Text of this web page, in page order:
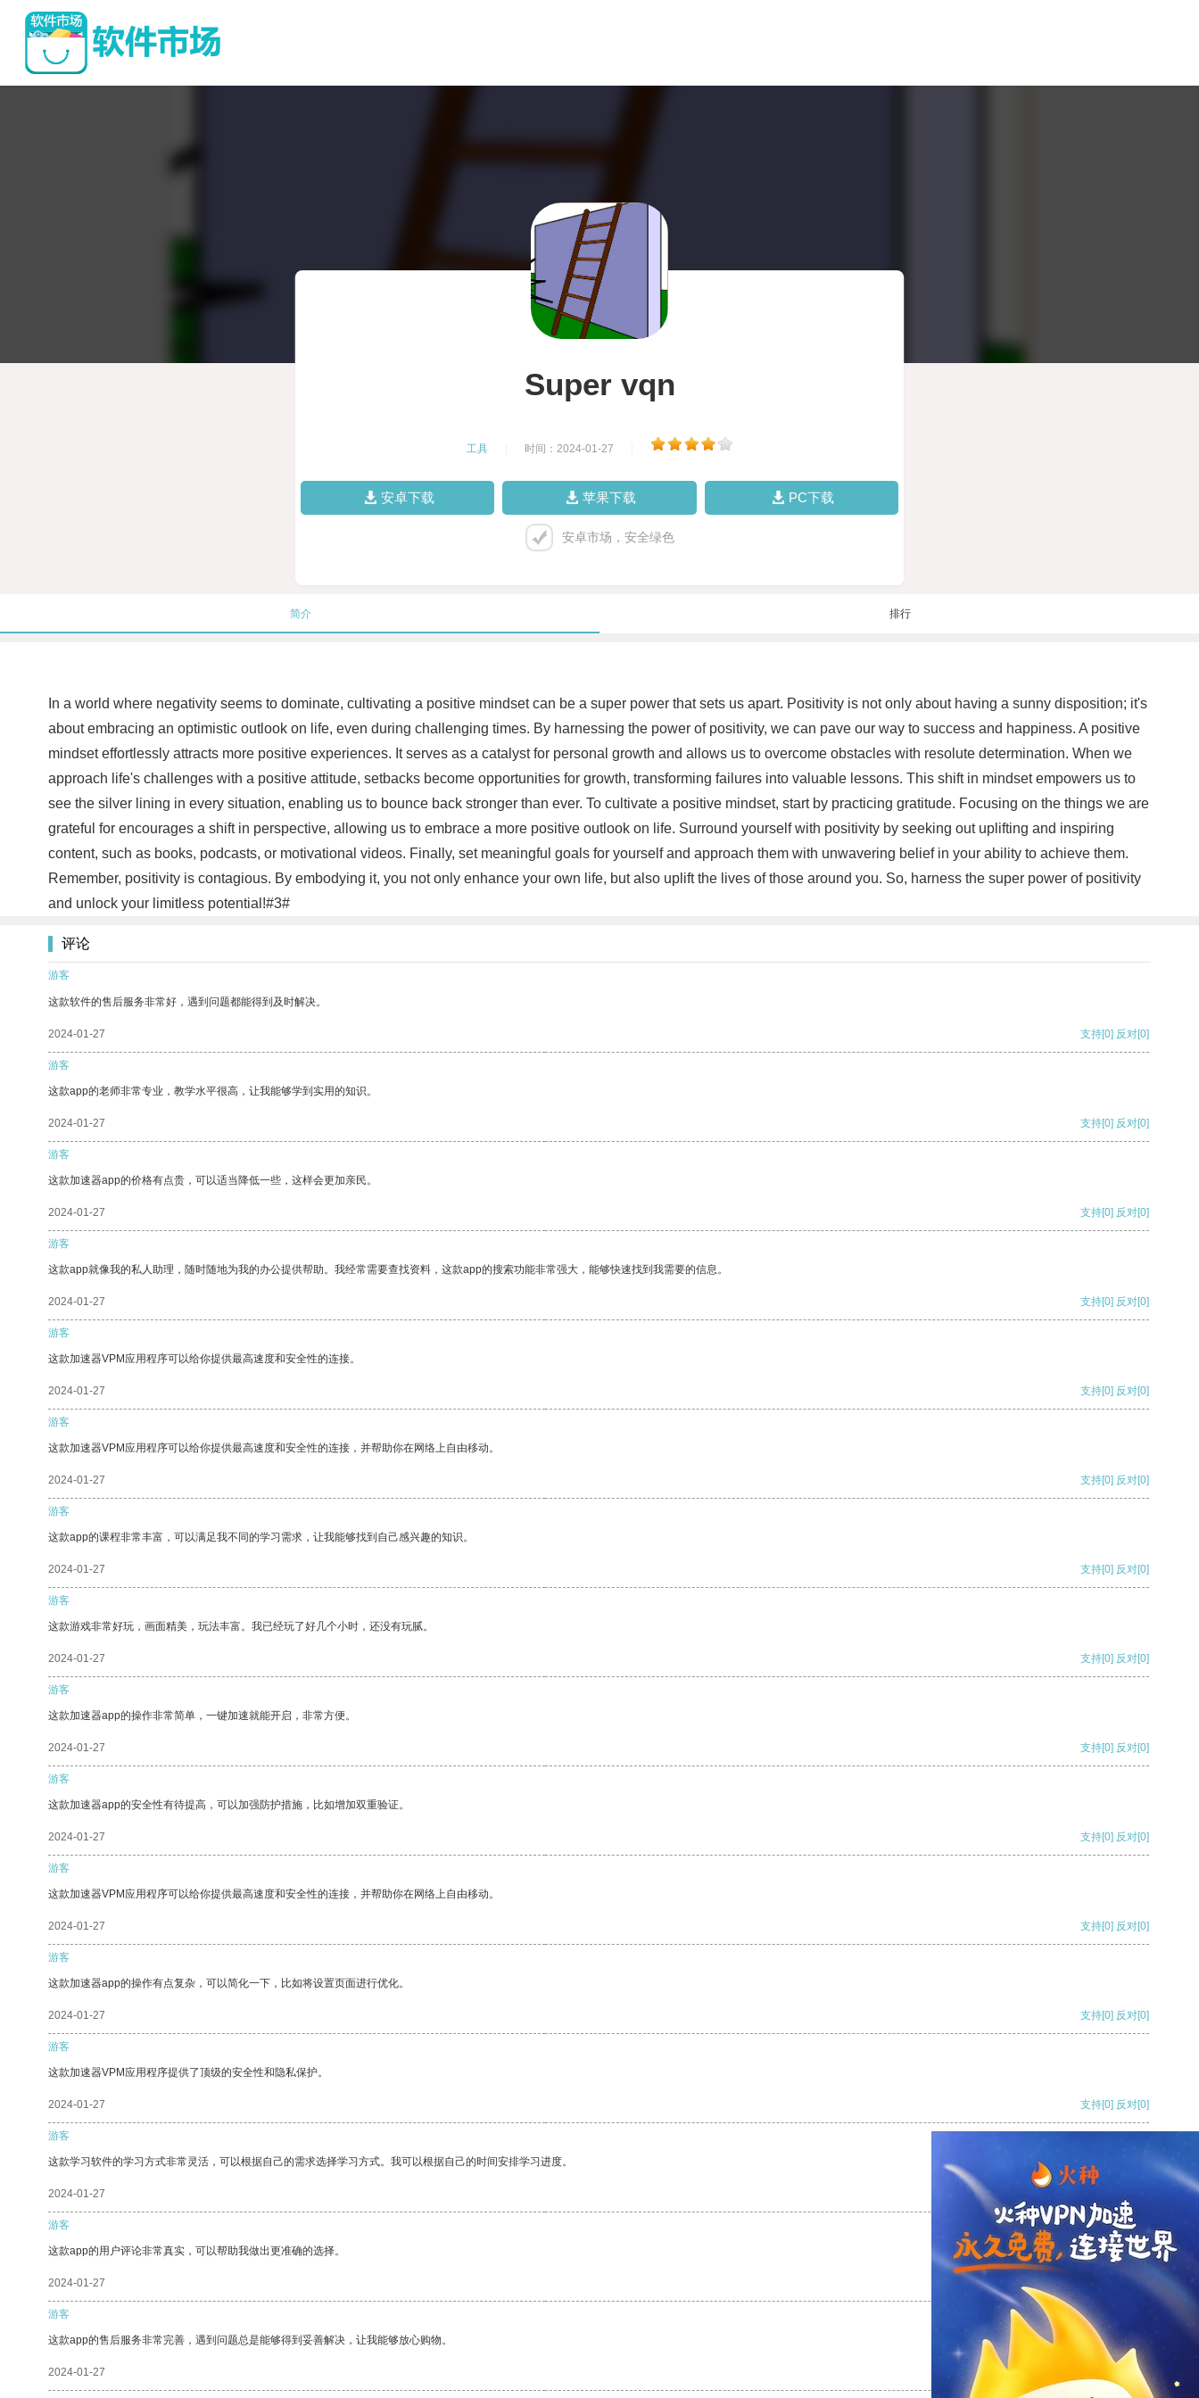
Super vqn
工具 时间：2024-01-27
安卓下载 苹果下载 PC下载
安卓市场，安全绿色
简介 排行
In a world where negativity seems to dominate, cultivating a positive mindset can be a super power that sets us apart. Positivity is not only about having a sunny disposition; it's
about embracing an optimistic outlook on life, even during challenging times. By harnessing the power of positivity, we can pave our way to success and happiness. A positive
mindset effortlessly attracts more positive experiences. It serves as a catalyst for personal growth and allows us to overcome obstacles with resolute determination. When we
approach life's challenges with a positive attitude, setbacks become opportunities for growth, transforming failures into valuable lessons. This shift in mindset empowers us to
see the silver lining in every situation, enabling us to bounce back stronger than ever. To cultivate a positive mindset, start by practicing gratitude. Focusing on the things we are
grateful for encourages a shift in perspective, allowing us to embrace a more positive outlook on life. Surround yourself with positivity by seeking out uplifting and inspiring
content, such as books, podcasts, or motivational videos. Finally, set meaningful goals for yourself and approach them with unwavering belief in your ability to achieve them.
Remember, positivity is contagious. By embodying it, you not only enhance your own life, but also uplift the lives of those around you. So, harness the super power of positivity
and unlock your limitless potential!#3#
评论
游客
这款软件的售后服务非常好，遇到问题都能得到及时解决。
2024-01-27 支持[0] 反对[0]
游客
这款app的老师非常专业，教学水平很高，让我能够学到实用的知识。
2024-01-27 支持[0] 反对[0]
游客
这款加速器app的价格有点贵，可以适当降低一些，这样会更加亲民。
2024-01-27 支持[0] 反对[0]
游客
这款app就像我的私人助理，随时随地为我的办公提供帮助。我经常需要查找资料，这款app的搜索功能非常强大，能够快速找到我需要的信息。
2024-01-27 支持[0] 反对[0]
游客
这款加速器VPM应用程序可以给你提供最高速度和安全性的连接。
2024-01-27 支持[0] 反对[0]
游客
这款加速器VPM应用程序可以给你提供最高速度和安全性的连接，并帮助你在网络上自由移动。
2024-01-27 支持[0] 反对[0]
游客
这款app的课程非常丰富，可以满足我不同的学习需求，让我能够找到自己感兴趣的知识。
2024-01-27 支持[0] 反对[0]
游客
这款游戏非常好玩，画面精美，玩法丰富。我已经玩了好几个小时，还没有玩腻。
2024-01-27 支持[0] 反对[0]
游客
这款加速器app的操作非常简单，一键加速就能开启，非常方便。
2024-01-27 支持[0] 反对[0]
游客
这款加速器app的安全性有待提高，可以加强防护措施，比如增加双重验证。
2024-01-27 支持[0] 反对[0]
游客
这款加速器VPM应用程序可以给你提供最高速度和安全性的连接，并帮助你在网络上自由移动。
2024-01-27 支持[0] 反对[0]
游客
这款加速器app的操作有点复杂，可以简化一下，比如将设置页面进行优化。
2024-01-27 支持[0] 反对[0]
游客
这款加速器VPM应用程序提供了顶级的安全性和隐私保护。
2024-01-27 支持[0] 反对[0]
游客
这款学习软件的学习方式非常灵活，可以根据自己的需求选择学习方式。我可以根据自己的时间安排学习进度。
2024-01-27
游客
这款app的用户评论非常真实，可以帮助我做出更准确的选择。
2024-01-27 反对
游客
这款app的售后服务非常完善，遇到问题总是能够得到妥善解决，让我能够放心购物。
2024-01-27 反对[0]